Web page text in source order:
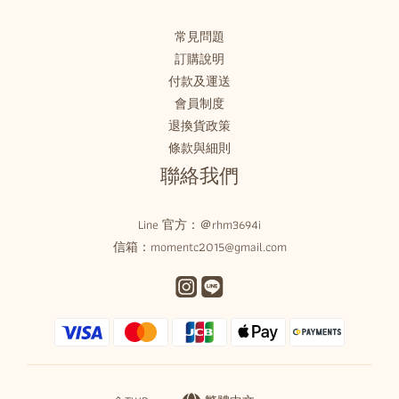
常見問題
訂購說明
付款及運送
會員制度
退換貨政策
條款與細則
聯絡我們
Line 官方： ＠rhm3694i
信箱：momentc2015@gmail.com